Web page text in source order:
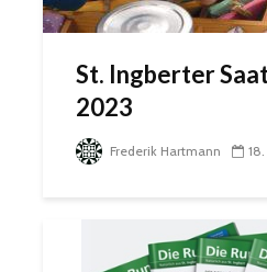
St. Ingberter
2023
Frederik Hartmann